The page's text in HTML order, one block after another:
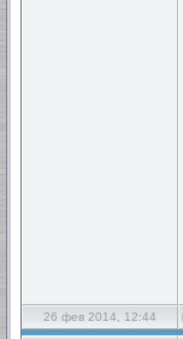
26 фев 2014, 12:44